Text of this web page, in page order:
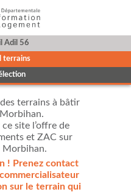
Adil 56
terrains
terrains à bâtir
site l’offre de
et ZAC sur
Morbihan.
! Prenez contact
sur le terrain qui